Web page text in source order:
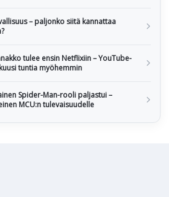
– paljonko siitä kannattaa
tulee ensin Netflixiin – YouTube-
tuntia myöhemmin
Spider-Man-rooli paljastui –
MCU:n tulevaisuudelle